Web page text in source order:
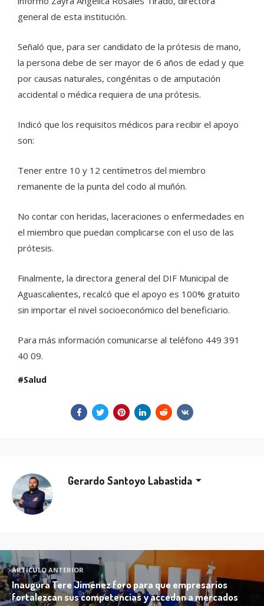
general de esta institución.
Señaló que, para ser candidato de la prótesis de mano,
la persona debe de ser mayor de 6 años de edad y que
por causas naturales, congénitas o de amputación
accidental o médica requiera de una prótesis.
Indicó que los requisitos médicos para recibir el apoyo
son:
Tener entre 10 y 12 centímetros del miembro
remanente de la punta del codo al muñón.
No contar con heridas, laceraciones o enfermedades en
el miembro que puedan complicarse con el uso de las
prótesis.
Finalmente, la directora general del DIF Municipal de
Aguascalientes, recalcó que el apoyo es 100% gratuito
sin importar el nivel socioeconómico del beneficiario.
Para más información comunicarse al teléfono 449 391
40 09.
Salud
Gerardo Santoyo Labastida
ARTÍCULO ANTERIOR
Inaugura Tere Jiménez foro para que empresarios
fortalezcan sus competencias y accedan a mercados